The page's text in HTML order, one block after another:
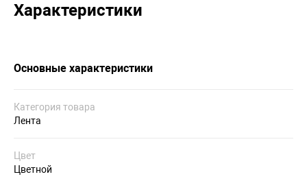
Характеристики
Основные характеристики
Категория товара
Лента
Цвет
Цветной